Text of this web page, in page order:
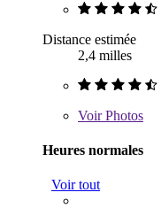
Distance estimée
2,4 milles
VoirPhotos
Heures normales
Voir tout